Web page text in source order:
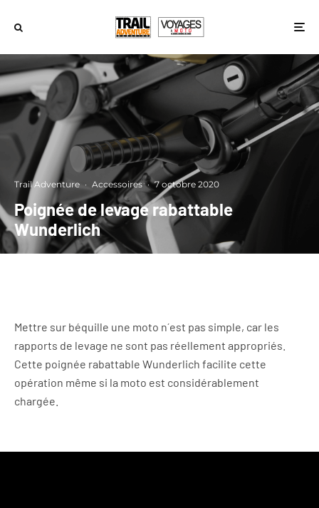
Trail Adventure · Accessoires · 7 octobre 2020
Poignée de levage rabattable
Wunderlich
Mettre sur béquille une moto n´est pas simple, car les
rapports de levage ne sont pas réellement appropriés.
Cette poignée rabattable Wunderlich facilite cette
opération même si la moto est considérablement
chargée.